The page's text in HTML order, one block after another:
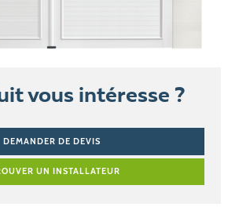
vous intéresse ?
DEMANDER DE DEVIS
UN INSTALLATEUR